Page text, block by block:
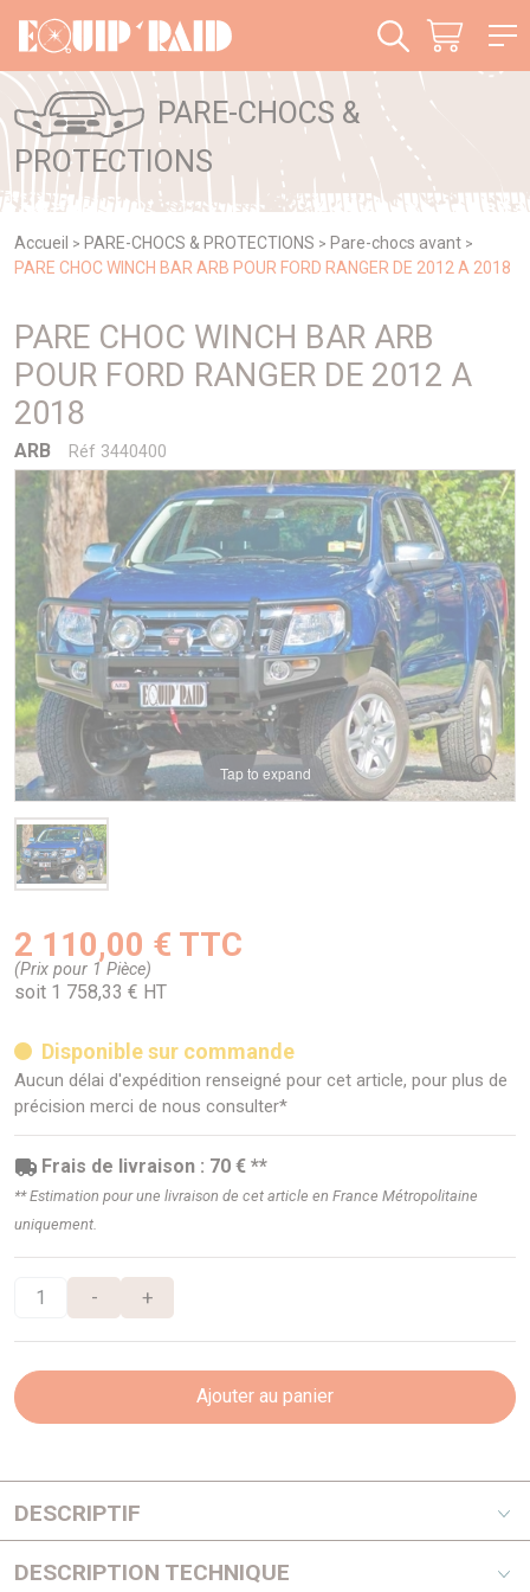
PARE-CHOCS &
PROTECTIONS
Accueil > PARE-CHOCS & PROTECTIONS > Pare-chocs avant >
PARE CHOC WINCH BAR ARB POUR FORD RANGER DE 2012 A 2018
PARE CHOC WINCH BAR ARB
POUR FORD RANGER DE 2012 A
2018
ARB Réf 3440400
Tap to expand
2 110,00 € TTC
(Prix pour 1 Pièce)
soit 1 758,33 € HT
Disponible sur commande
Aucun délai d'expédition renseigné pour cet article, pour plus de
précision merci de nous consulter*
Frais de livraison : 70 € **
** Estimation pour une livraison de cet article en France Métropolitaine
uniquement.
- +
Ajouter au panier
DESCRIPTIF
établie voici plus de 30 ans avec la fabrication des pare
DESCRIPTION TECHNIQUE
Panneau de gestion des cookies